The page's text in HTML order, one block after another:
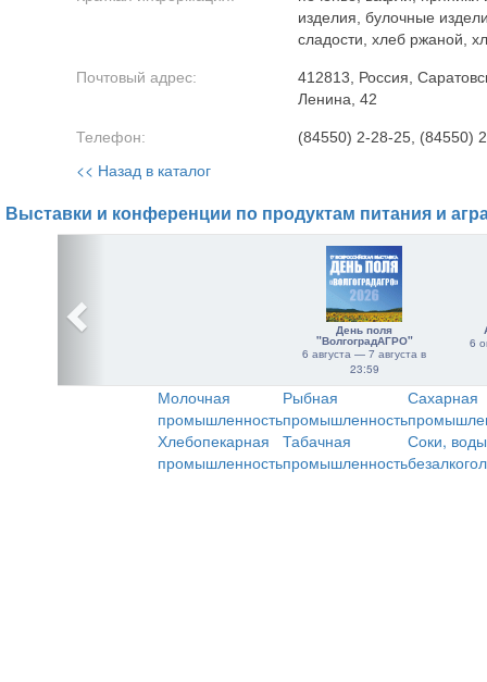
изделия, булочные
сладости, хлеб ржаной,
Почтовый адрес:
412813, Россия,
Ленина, 42
Телефон: (84550) 2-28-25, (84550)
<< Назад в каталог
Выставки и конференции по продуктам питания и
День поля
"ВолгоградАГРО"
6 августа — 7 августа в
23:59
6
Молочная
промышленность
Рыбная
промышленность
Сахарная
Хлебопекарная
промышленность
Табачная
промышленность
Соки,